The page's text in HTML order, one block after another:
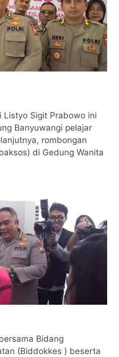
Listyo Sigit Prabowo ini
Banyuwangi pelajar
rombongan
di Gedung Wanita
Bidang
(Biddokkes ) beserta